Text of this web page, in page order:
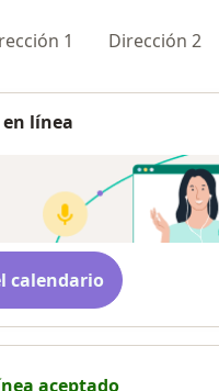
1 Dirección 2
línea
calendario
aceptado